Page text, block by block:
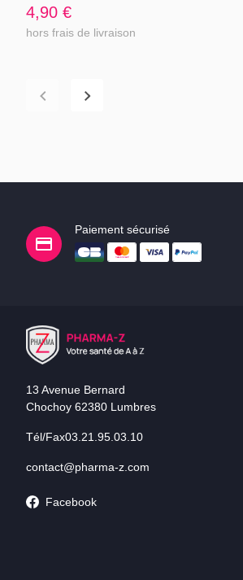
4,90 €
hors frais de livraison
Paiement sécurisé
13 Avenue Bernard
Chochoy 62380 Lumbres
Tél/Fax03.21.95.03.10
contact@pharma-z.com
Facebook